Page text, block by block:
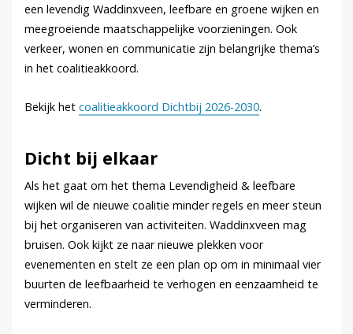
een levendig Waddinxveen, leefbare en groene wijken en
meegroeiende maatschappelijke voorzieningen. Ook
verkeer, wonen en communicatie zijn belangrijke thema’s
in het coalitieakkoord.
Bekijk het coalitieakkoord Dichtbij 2026-2030.
Dicht bij elkaar
Als het gaat om het thema Levendigheid & leefbare
wijken wil de nieuwe coalitie minder regels en meer steun
bij het organiseren van activiteiten. Waddinxveen mag
bruisen. Ook kijkt ze naar nieuwe plekken voor
evenementen en stelt ze een plan op om in minimaal vier
buurten de leefbaarheid te verhogen en eenzaamheid te
verminderen.